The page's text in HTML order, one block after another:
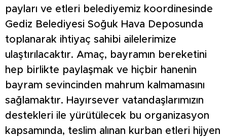
payları ve etleri belediyemiz koordinesinde
Gediz Belediyesi Soğuk Hava Deposunda
toplanarak ihtiyaç sahibi ailelerimize
ulaştırılacaktır. Amaç, bayramın bereketini
hep birlikte paylaşmak ve hiçbir hanenin
bayram sevincinden mahrum kalmamasını
sağlamaktır. Hayırsever vatandaşlarımızın
destekleri ile yürütülecek bu organizasyon
kapsamında, teslim alınan kurban etleri hijyen